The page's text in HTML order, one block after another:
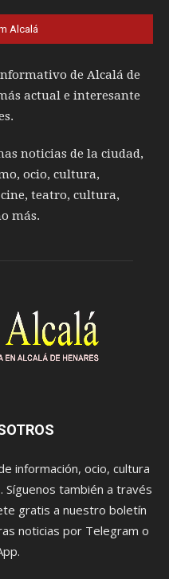
Alcalá
de Alcalá de
actual e interesante
noticias de la ciudad,
ocio, cultura,
teatro, cultura,
más.
información, ocio, cultura
Síguenos también a través
gratis a nuestro boletín
noticias por Telegram o